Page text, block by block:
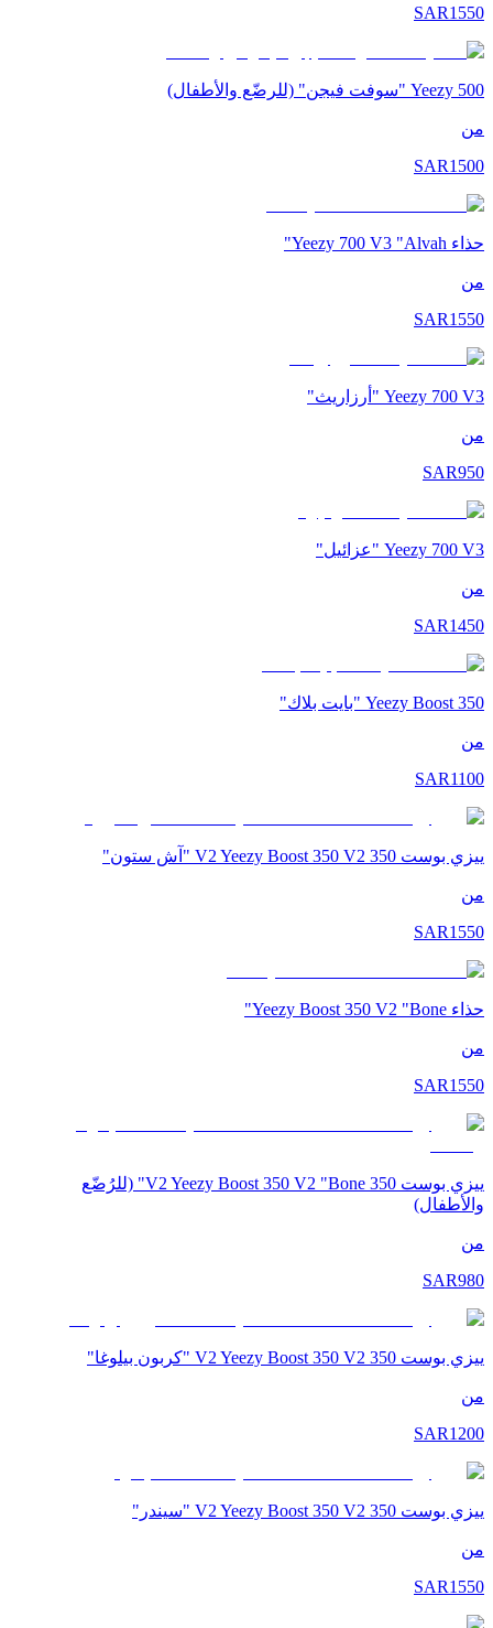
SAR1550
Yeezy 500 "سوفت فيجن" (للرضّع والأطفال)
من
SAR1500
حذاء Yeezy 700 V3 "Alvah"
من
SAR1550
Yeezy 700 V3 "أرزاريث"
من
SAR950
Yeezy 700 V3 "عزائيل"
من
SAR1450
Yeezy Boost 350 "بايت بلاك"
من
SAR1100
ييزي بوست 350 V2 Yeezy Boost 350 V2 "آش ستون"
من
SAR1550
حذاء Yeezy Boost 350 V2 "Bone"
من
SAR1550
ييزي بوست 350 V2 Yeezy Boost 350 V2 "Bone" (للرُضّع
والأطفال)
من
SAR980
ييزي بوست 350 V2 Yeezy Boost 350 V2 "كربون بيلوغا"
من
SAR1200
ييزي بوست 350 V2 Yeezy Boost 350 V2 "سيندر"
من
SAR1550